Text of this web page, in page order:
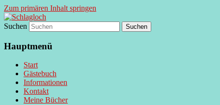
Zum primären Inhalt springen
Schlagloch
supersberger taggedanken
Suchen
Hauptmenü
Start
Gästebuch
Informationen
Kontakt
Meine Bücher